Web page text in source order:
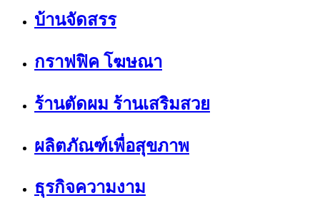
บ้านจัดสรร
กราฟฟิค โฆษณา
ร้านตัดผม ร้านเสริมสวย
ผลิตภัณฑ์เพื่อสุขภาพ
ธุรกิจความงาม